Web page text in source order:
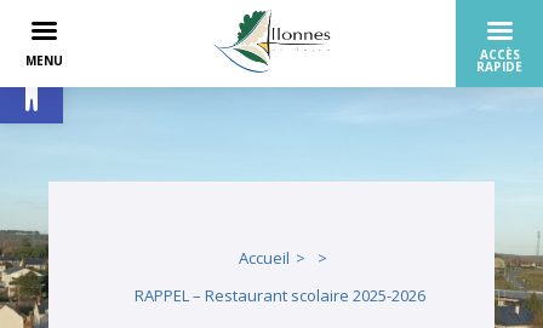
Ouvrir la barre d’outils
Accueil
RAPPEL – Restaurant scolaire 2025-2026